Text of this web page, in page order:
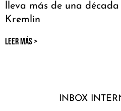
lleva más de una
Kremlin
LEER MÁS >
INBOX